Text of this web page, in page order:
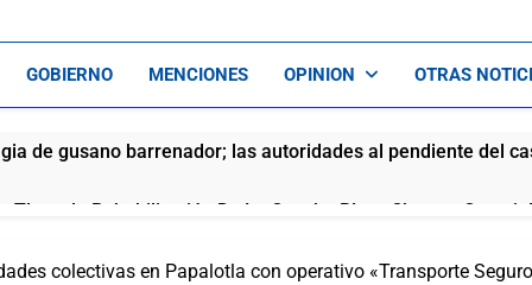
FormulaTlx
GOBIERNO MENCIONES OPINION OTRAS
de gusano barrenador; las autoridades al pendiente del
Tlaxcala Rehabilitación De La Cancha Blas «Charro»
colectivas en Papalotla con operativo «Transporte